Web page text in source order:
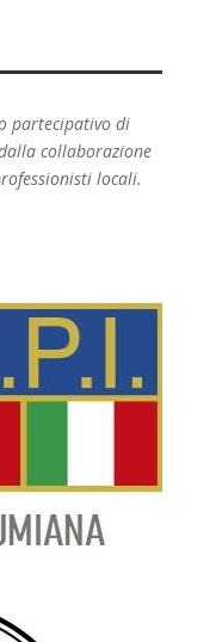
partecipativo di
collaborazione
locali.